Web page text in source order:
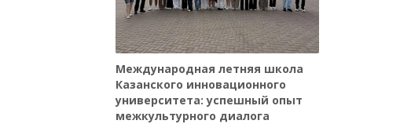
Международная летняя школа
Казанского инновационного
университета: успешный опыт
межкультурного диалога